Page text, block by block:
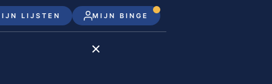
LIJSTEN MIJN BINGE
Disney+